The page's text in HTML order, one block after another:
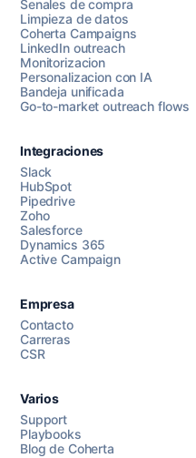
Chatea con nosotros
Senales de compra
Limpieza de datos
Coherta Campaigns
LinkedIn outreach
Monitorizacion
Personalizacion con IA
Bandeja unificada
Go-to-market outreach flows
Integraciones
Slack
HubSpot
Pipedrive
Zoho
Salesforce
Dynamics 365
Active Campaign
Empresa
Contacto
Carreras
CSR
Varios
Support
Playbooks
Blog de Coherta